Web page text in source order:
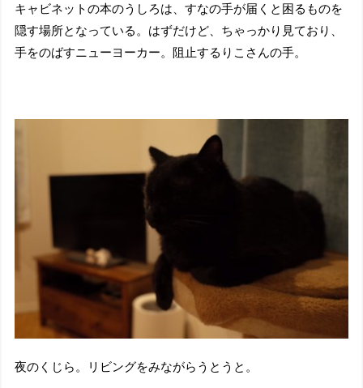
キャビネットの本のうしろは、すなの手が届くと困るものを
隠す場所となっている。はずだけど、ちゃっかり見ており、
手をのばすニューヨーカー。阻止するりこさんの手。
夜のくじら。リビングをみながらうとうと。